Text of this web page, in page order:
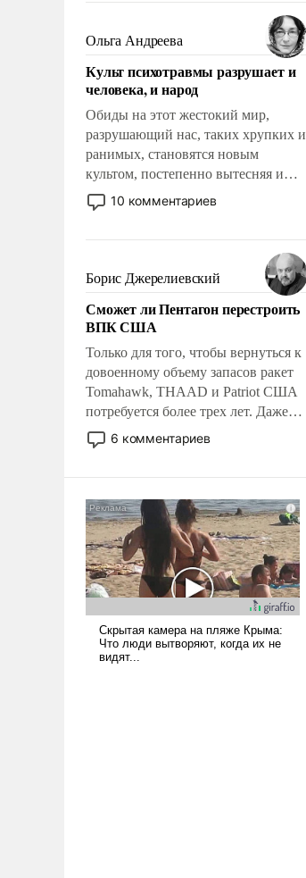
реализация радикально поднимет
наши боевые возможности.
Ольга Андреева
Культ психотравмы разрушает и
человека, и народ
Обиды на этот жестокий мир,
разрушающий нас, таких хрупких и
ранимых, становятся новым
культом, постепенно вытесняя и
отменяя традиционное требование к
человеку – быть мужественным и
на себя ответственность, помогать
слабым, идти вперед и
адаптироваться.
10 комментариев
Борис Джерелиевский
Сможет ли Пентагон перестроить
ВПК США
Только для того, чтобы вернуться к
довоенному объему запасов ракет
Tomahawk, THAAD и Patriot США
потребуется более трех лет. Даже
небольшая война с Ираном
опустошила американские
уязвимости США, например, перед
Китаем.
6 комментариев